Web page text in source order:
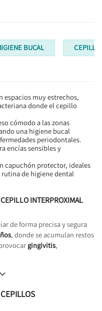
BUCAL
espacios muy estrechos,
donde el cepillo
cómodo a las zonas
una higiene bucal
periodontales.
encías sensibles y
capuchón protector, ideales
de higiene dental
INTERPROXIMAL
de forma precisa y segura
, donde se acumulan restos
gingivitis,
